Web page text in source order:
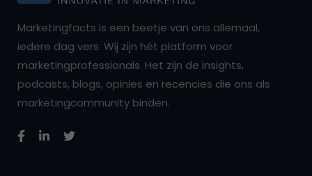
Marketingfacts is een beetje van ons allemaal,
iedere dag vers. Wij zijn hét platform voor
marketingprofessionals. Het zijn de insights,
podcasts, blogs, opinies en recencies die ons als
marketingcommunity binden.